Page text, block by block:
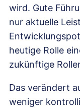
wird. Gute
nur aktuelle
heutige Rolle
zukünftige
Das verändert
weniger